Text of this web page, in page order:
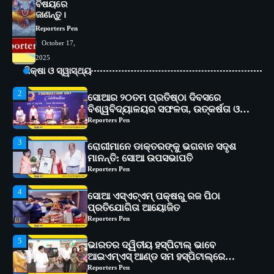
ବିଷୟରେ
ଜାଣନ୍ତୁ।
Reporters Pen
October 17,
2025
ଶିକ୍ଷା ଓ ସ୍ୱାସ୍ଥ୍ୟ
2
ଅଗ୍ରଗତିର ସ୍ମୃତିଚାରଣ
Reporters Pen
3
ରୋଗୀମାନେ ଡାକ୍ତରଙ୍କୁ ଭଗବାନ ସଦୃଶ
ମାନନ୍ତି: ସୋଆ ଉପସଭାପତି
Reporters Pen
4
ସୋଆ ଏସ୍‌ଏଚ୍‌ଏମ୍ ପକ୍ଷରୁ ରଜ ପିଠା
ପ୍ରତିଯୋଗିତା ଆୟୋଜିତ
Reporters Pen
5
ଭାରତର ଦ୍ୱିତୀୟ ହସ୍ପିଟାଲ୍ ଭାବେ
ଆଇଏମ୍‌ଏସ୍ ଆଣ୍ଡ ସମ ହସ୍ପିଟାଲ୍‌ରେ
ଅତ୍ୟାଧୁନିକ ଡିଜିସ୍କାନର ସ୍ଥାପନ
Reporters Pen
1
ସୋଆ ପକ୍ଷରୁ ରାୱେ କାର୍ଯ୍ୟକ୍ରମ ଅଧୀନରେ
୧୧ଟି ଗ୍ରାମରେ ୧୬ଟି କୃଷକ ପ୍ରଶିକ୍ଷଣ
କାର୍ଯ୍ୟକ୍ରମ ଆୟୋଜିତ
Reporters Pen